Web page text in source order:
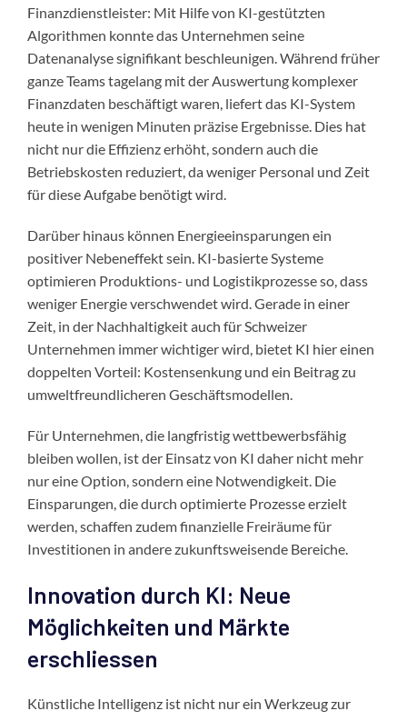
Finanzdienstleister: Mit Hilfe von KI-gestützten
Algorithmen konnte das Unternehmen seine
Datenanalyse signifikant beschleunigen. Während früher
ganze Teams tagelang mit der Auswertung komplexer
Finanzdaten beschäftigt waren, liefert das KI-System
heute in wenigen Minuten präzise Ergebnisse. Dies hat
nicht nur die Effizienz erhöht, sondern auch die
Betriebskosten reduziert, da weniger Personal und Zeit
für diese Aufgabe benötigt wird.
Darüber hinaus können Energieeinsparungen ein
positiver Nebeneffekt sein. KI-basierte Systeme
optimieren Produktions- und Logistikprozesse so, dass
weniger Energie verschwendet wird. Gerade in einer
Zeit, in der Nachhaltigkeit auch für Schweizer
Unternehmen immer wichtiger wird, bietet KI hier einen
doppelten Vorteil: Kostensenkung und ein Beitrag zu
umweltfreundlicheren Geschäftsmodellen.
Für Unternehmen, die langfristig wettbewerbsfähig
bleiben wollen, ist der Einsatz von KI daher nicht mehr
nur eine Option, sondern eine Notwendigkeit. Die
Einsparungen, die durch optimierte Prozesse erzielt
werden, schaffen zudem finanzielle Freiräume für
Investitionen in andere zukunftsweisende Bereiche.
Innovation durch KI: Neue
Möglichkeiten und Märkte
erschliessen
Künstliche Intelligenz ist nicht nur ein Werkzeug zur